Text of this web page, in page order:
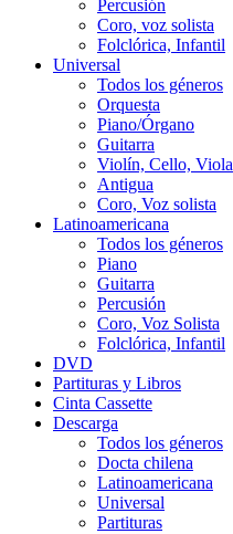
Percusión
Coro, voz solista
Folclórica, Infantil
Universal
Todos los géneros
Orquesta
Piano/Órgano
Guitarra
Violín, Cello, Viola
Antigua
Coro, Voz solista
Latinoamericana
Todos los géneros
Piano
Guitarra
Percusión
Coro, Voz Solista
Folclórica, Infantil
DVD
Partituras y Libros
Cinta Cassette
Descarga
Todos los géneros
Docta chilena
Latinoamericana
Universal
Partituras